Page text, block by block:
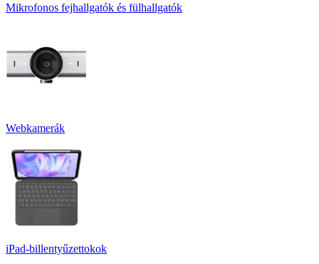
Mikrofonos fejhallgatók és fülhallgatók
Webkamerák
iPad-billentyűzettokok